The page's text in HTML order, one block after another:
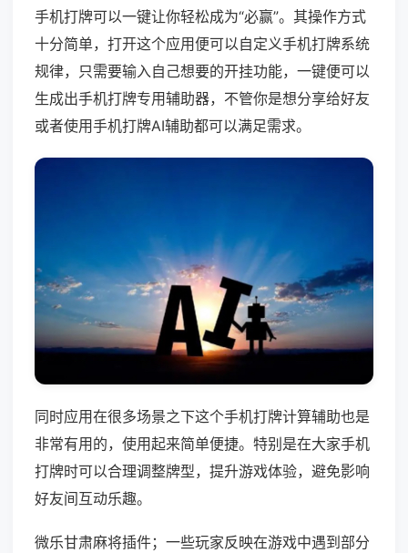
手机打牌可以一键让你轻松成为“必赢”。其操作方式
十分简单，打开这个应用便可以自定义手机打牌系统
规律，只需要输入自己想要的开挂功能，一键便可以
生成出手机打牌专用辅助器，不管你是想分享给好友
或者使用手机打牌AI辅助都可以满足需求。
同时应用在很多场景之下这个手机打牌计算辅助也是
非常有用的，使用起来简单便捷。特别是在大家手机
打牌时可以合理调整牌型，提升游戏体验，避免影响
好友间互动乐趣。
微乐甘肃麻将插件；一些玩家反映在游戏中遇到部分